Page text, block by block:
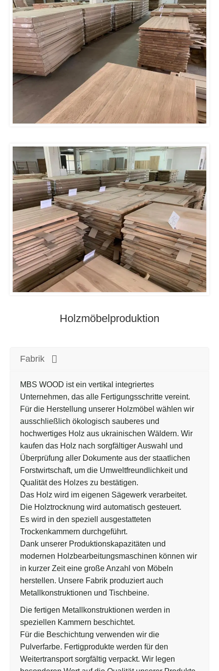
Holzmöbelproduktion
Fabrik
MBS WOOD ist ein vertikal integriertes
Unternehmen, das alle Fertigungsschritte vereint.
Für die Herstellung unserer Holzmöbel wählen wir
ausschließlich ökologisch sauberes und
hochwertiges Holz aus ukrainischen Wäldern. Wir
kaufen das Holz nach sorgfältiger Auswahl und
Überprüfung aller Dokumente aus der staatlichen
Forstwirtschaft, um die Umweltfreundlichkeit und
Qualität des Holzes zu bestätigen.
Das Holz wird im eigenen Sägewerk verarbeitet.
Die Holztrocknung wird automatisch gesteuert.
Es wird in den speziell ausgestatteten
Trockenkammern durchgeführt.
Dank unserer Produktionskapazitäten und
modernen Holzbearbeitungsmaschinen können wir
in kurzer Zeit eine große Anzahl von Möbeln
herstellen. Unsere Fabrik produziert auch
Metallkonstruktionen und Tischbeine.
Die fertigen Metallkonstruktionen werden in
speziellen Kammern beschichtet.
Für die Beschichtung verwenden wir die
Pulverfarbe. Fertigprodukte werden für den
Weitertransport sorgfältig verpackt. Wir legen